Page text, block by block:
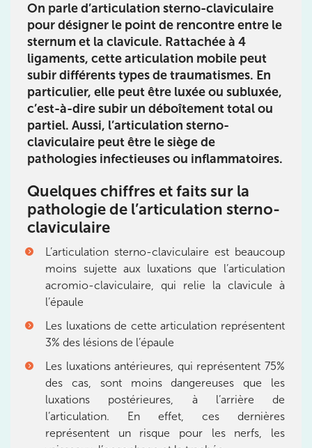
On parle d’articulation sterno-claviculaire
pour désigner le point de rencontre entre le
sternum et la clavicule. Rattachée à 4
ligaments, cette articulation mobile peut
subir différents types de traumatismes. En
particulier, elle peut être luxée ou subluxée,
c’est-à-dire subir un déboîtement total ou
partiel. Aussi, l’articulation sterno-
claviculaire peut être le siège de
pathologies infectieuses ou inflammatoires.
Quelques chiffres et faits sur la
pathologie de l’articulation sterno-
claviculaire
L’articulation sterno-claviculaire est beaucoup
moins sujette aux luxations que l’articulation
acromio-claviculaire, qui relie la clavicule à
l’épaule
Les luxations de cette articulation représentent
3% des lésions de l’épaule
Les luxations antérieures, qui représentent 75%
des cas, sont moins dangereuses que les
luxations postérieures, à l’arrière de
l’articulation. En effet, ces dernières
représentent un risque pour les nerfs, les
Bénéficiez de l’expertise de Jérôme Augeren
prenant rendez-vous avec
ses équipesdans votre
cabinetIK – Institut Kinésithérapiele plus proche
de chez vous ou chezKOSS, votre allié sport du
quotidien.
IK PARIS 16 – TROCADÉRO
8 Av. de Camoens 75116 Paris
8 Av. de Camoens 75116 Paris
01 42 15 22 46
Prenez RDV sur
Prenez RDV sur
IK PARIS 15 – SÉGUR
75015 Paris
Prenez RDV sur
Prenez RDV sur